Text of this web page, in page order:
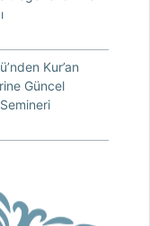
Kur’an
Güncel